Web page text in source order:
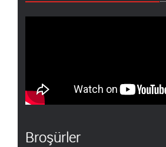
Broşürler